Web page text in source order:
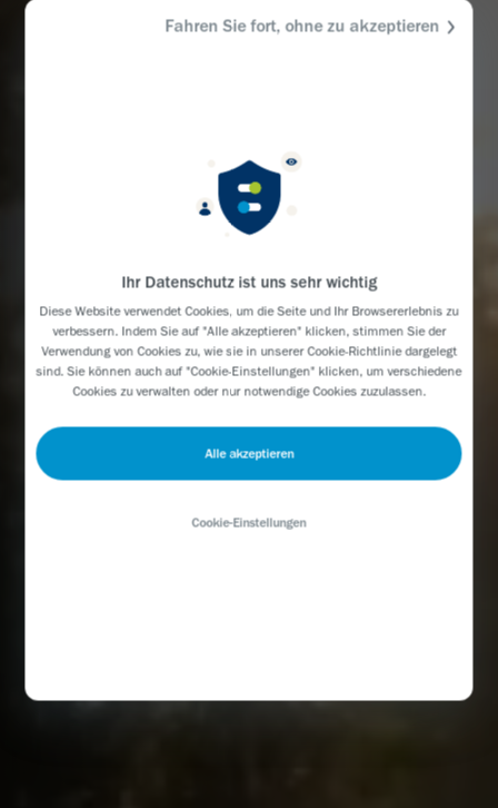
Ihr Datenschutz ist uns sehr wichtig
Diese Website verwendet Cookies, um die Seite und Ihr Browsererlebnis zu
verbessern. Indem Sie auf "Alle akzeptieren" klicken, stimmen Sie der
Verwendung von Cookies zu, wie sie in unsererCookie-Richtliniedargelegt
sind. Sie können auch auf "Cookie-Einstellungen" klicken, um verschiedene
Cookies zu verwalten oder nur notwendige Cookies zuzulassen.
Alle akzeptieren
Cookie-Einstellungen
Fahren Sie fort, ohne zu akzeptieren